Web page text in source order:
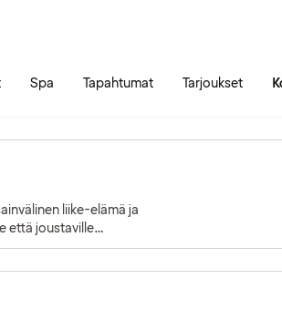
Spa Tapahtumat Tarjoukset
liike-elämä ja
että joustaville